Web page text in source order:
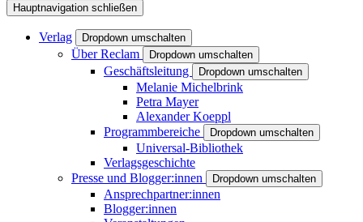
Hauptnavigation schließen
Verlag Dropdown umschalten
Über Reclam Dropdown umschalten
Geschäftsleitung Dropdown umschalten
Melanie Michelbrink
Petra Mayer
Alexander Koeppl
Programmbereiche
Dropdown umschalten
Universal-Bibliothek
Verlagsgeschichte
Presse und Blogger:innen
Dropdown umschalten
Ansprechpartner:innen
Blogger:innen